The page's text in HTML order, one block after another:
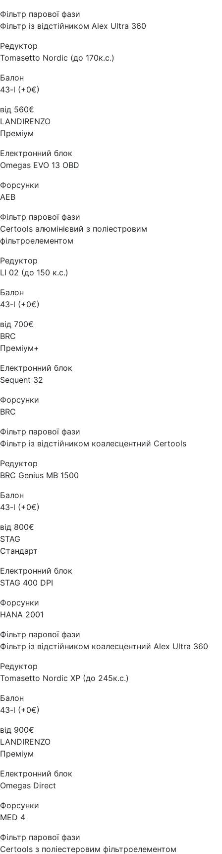
Фільтр парової фази
Фільтр із відстійником Alex Ultra 360
Редуктор
Tomasetto Nordic (до 170к.с.)
Балон
43-l (+0€)
від 560€
LANDIRENZO
Преміум
Електронний блок
Omegas EVO 13 OBD
Форсунки
AEB
Фільтр парової фази
Certools алюмінієвий з поліестровим
фільтроелементом
Редуктор
LI 02 (до 150 к.с.)
Балон
43-l (+0€)
від 700€
BRC
Преміум+
Електронний блок
Sequent 32
Форсунки
BRC
Фільтр парової фази
Фільтр із відстійником коалесцентний Certools
Редуктор
BRC Genius MB 1500
Балон
43-l (+0€)
від 800€
STAG
Стандарт
Електронний блок
STAG 400 DPI
Форсунки
HANA 2001
Фільтр парової фази
Фільтр із відстійником коалесцентний Alex Ultra 360
Редуктор
Tomasetto Nordic XP (до 245к.с.)
Балон
43-l (+0€)
від 900€
LANDIRENZO
Преміум
Електронний блок
Omegas Direct
Форсунки
MED 4
Фільтр парової фази
Certools з поліестеровим фільтроелементом